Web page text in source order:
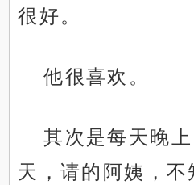
很好。
他很喜欢。
其次是每天晚
天，请的阿姨，